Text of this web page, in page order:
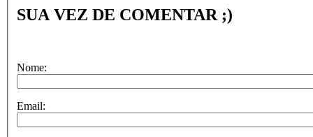
SUA VEZ DE COMENTAR ;)
Nome:
Email: